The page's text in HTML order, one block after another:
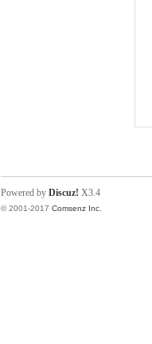
Powered by Discuz! X3.4
© 2001-2017 Comsenz Inc.